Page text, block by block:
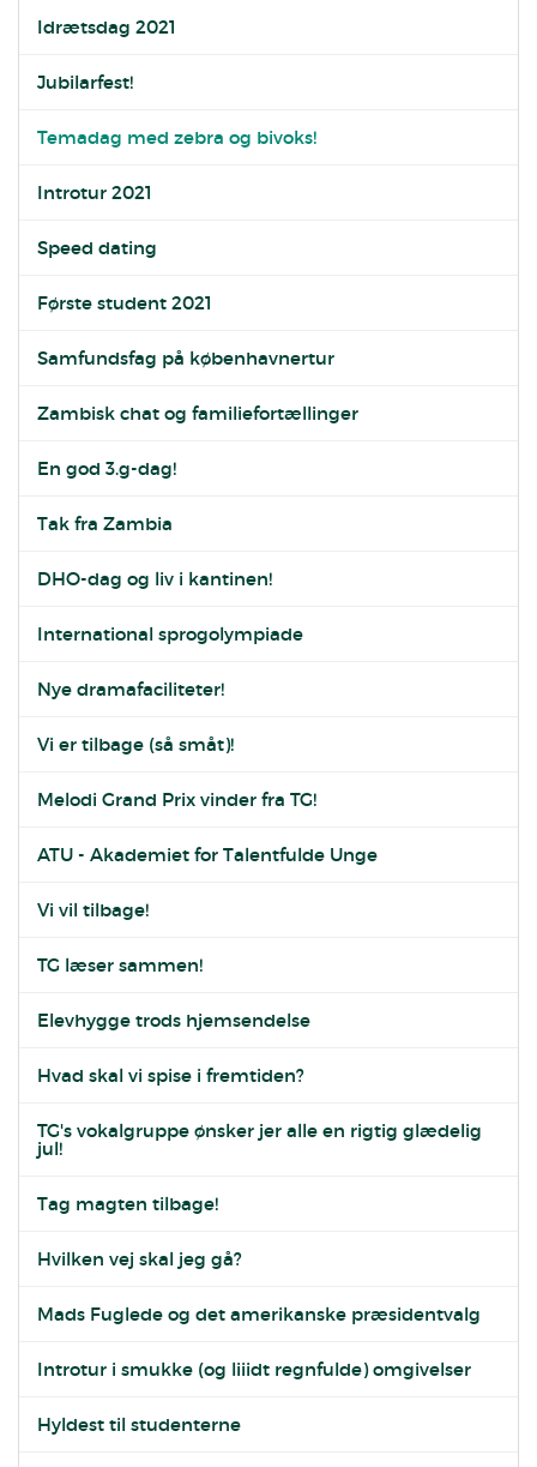
Idrætsdag 2021
Jubilarfest!
Temadag med zebra og bivoks!
Introtur 2021
Speed dating
Første student 2021
Samfundsfag på københavnertur
Zambisk chat og familiefortællinger
En god 3.g-dag!
Tak fra Zambia
DHO-dag og liv i kantinen!
International sprogolympiade
Nye dramafaciliteter!
Vi er tilbage (så småt)!
Melodi Grand Prix vinder fra TG!
ATU - Akademiet for Talentfulde Unge
Vi vil tilbage!
TG læser sammen!
Elevhygge trods hjemsendelse
Hvad skal vi spise i fremtiden?
TG's vokalgruppe ønsker jer alle en rigtig glædelig
jul!
Tag magten tilbage!
Hvilken vej skal jeg gå?
Mads Fuglede og det amerikanske præsidentvalg
Introtur i smukke (og liiidt regnfulde) omgivelser
Hyldest til studenterne